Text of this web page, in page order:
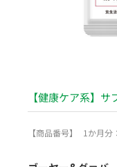
【健康ケア系】サ
【商品番号】 1か月分